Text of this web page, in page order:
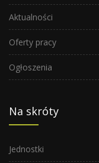
Aktualności
Oferty pracy
Ogłoszenia
Na skróty
Jednostki